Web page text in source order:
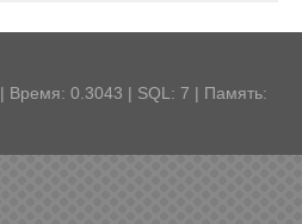
| Время: 0.3043 | SQL: 7 | Память: